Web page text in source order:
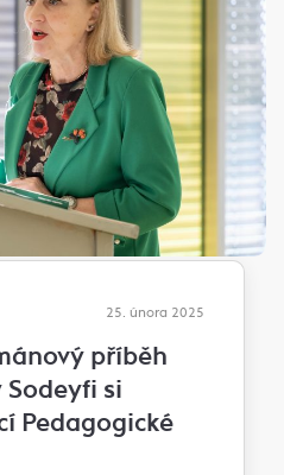
25. února 2025
příběh
si
Pedagogické